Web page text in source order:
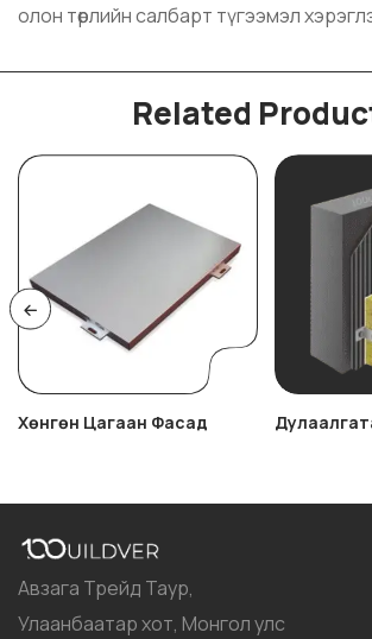
олон төрлийн салбарт түгээмэл
Related
Хөнгөн Цагаан Фасад
Авзага Трейд Таур,
Улаанбаатар хот, Монгол улс